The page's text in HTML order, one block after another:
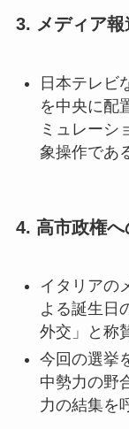
3. メディア
日本テレビ
を中央に配
ミュレーシ
象操作であ
4. 高市政権へ
イタリアの
よる誕生日
外交」と称
今回の選挙
中勢力の野
力の結集を